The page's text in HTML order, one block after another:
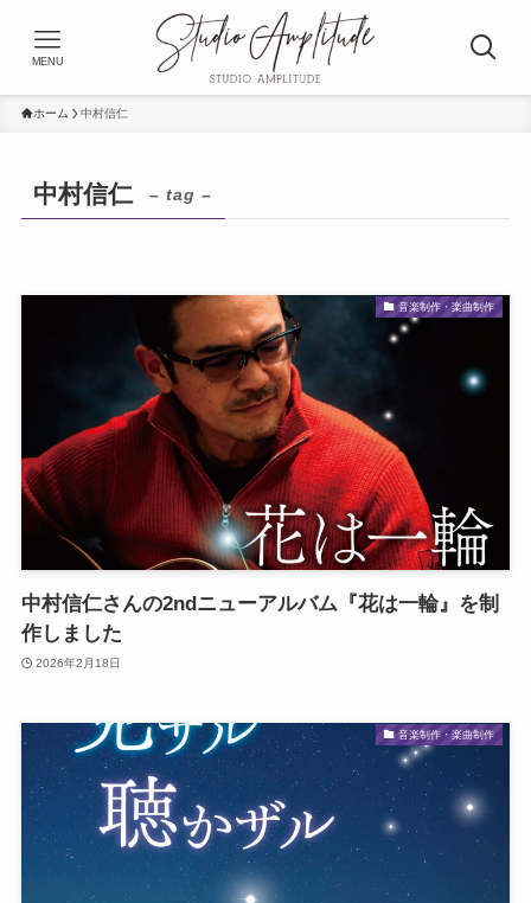
MENU
ホーム 中村信仁
中村信仁 – tag –
音楽制作・楽曲制作
中村信仁さんの2ndニューアルバム『花は一輪』を制
作しました
2026年2月18日
音楽制作・楽曲制作